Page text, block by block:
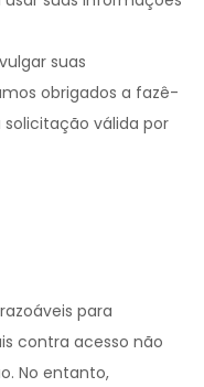
suas
obrigados a fazê-
válida por
para
contra acesso não
No entanto,